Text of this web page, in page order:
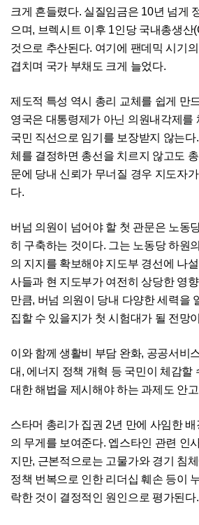
크게 흔들렸다. 실질임금은 10년 넘게
으며, 브렉시트 이후 1인당 국내총생산
것으로 추산된다. 여기에 팬데믹 시기
겹치며 국가 부채도 크게 늘었다.
제도적 특성 역시 총리 교체를 쉽게 만
영국은 대통령제가 아닌 의원내각제를
국민 직선으로 임기를 보장받지 않는다
체를 결정하면 총선을 치르지 않고도
문에 당내 신뢰가 무너질 경우 지도자
다.
버넘 의원이 넘어야 할 첫 관문은 노동
히 구축하는 것이다. 그는 노동당 하원
의 지지를 확보해야 지도부 경선에 나
사들과 현 지도부가 여전히 상당한 영
만큼, 버넘 의원이 당내 다양한 세력을
집할 수 있을지가 첫 시험대가 될 전망
이와 함께 생활비 부담 완화, 공공서비
대, 에너지 정책 개혁 등 국민이 체감할
대한 해법을 제시해야 하는 과제도 안
스타머 총리가 집권 2년 만에 사임한 배
의 무게를 보여준다. 엡스타인 관련 인
지만, 근본적으로는 고물가와 경기 침
정책 번복으로 인한 리더십 훼손 등이
락한 것이 결정적인 원인으로 평가된다.